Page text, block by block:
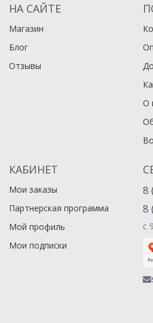
НА САЙТЕ
Магазин
Блог
Отзывы
О
КАБИНЕТ
Мои заказы
Партнерская программа
Мой профиль
Мои подписки
8
8
с